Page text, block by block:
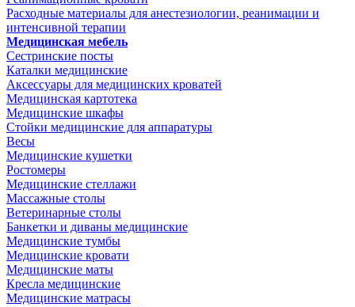
Расходные материалы для анестезиологии, реанимации и
интенсивной терапии
Медицинская мебель
Сестринские посты
Каталки медицинские
Аксессуары для медицинских кроватей
Медицинская картотека
Медицинские шкафы
Стойки медицинские для аппаратуры
Весы
Медицинские кушетки
Ростомеры
Медицинские стеллажи
Массажные столы
Ветеринарные столы
Банкетки и диваны медицинские
Медицинские тумбы
Медицинские кровати
Медицинские маты
Кресла медицинские
Медицинские матрасы